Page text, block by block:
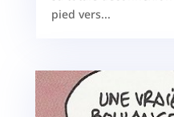
pied vers...